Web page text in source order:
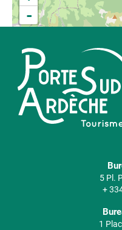
-
5 Pl.
+
1